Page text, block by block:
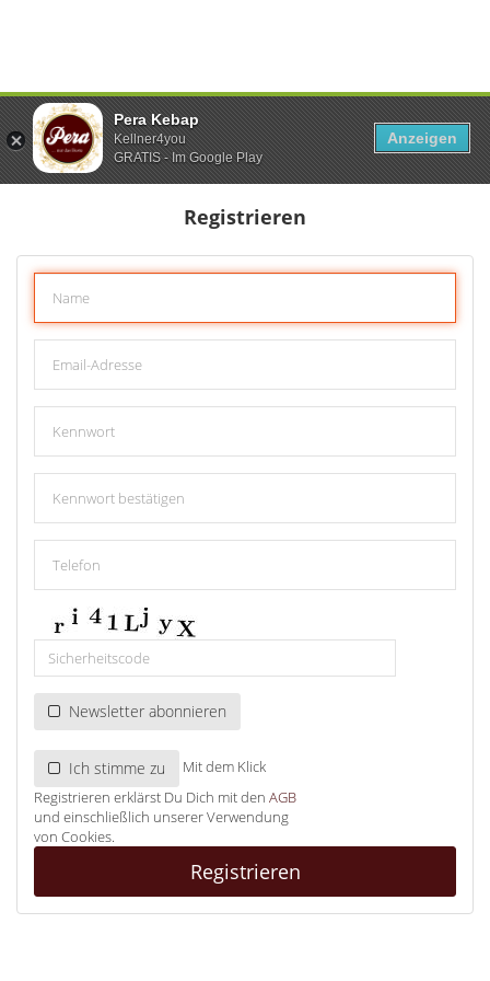
Registrieren
Newsletter abonnieren
Ich stimme zu
Mit dem Klick
Registrieren erklärst Du Dich mit den AGB
und einschließlich unserer Verwendung
von Cookies.
Registrieren
Pera Kebap
Kellner4you
GRATIS - Im Google Play
Anzeigen